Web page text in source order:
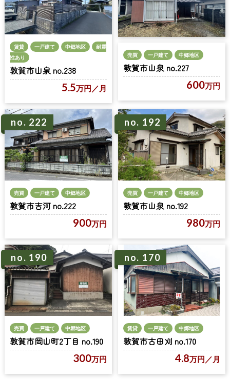
賃貸 一戸建て 中郷地区
耐震
性あり
敦賀市山泉 no.238
5.5万円 ／月
売買 一戸建て 中郷地区
敦賀市山泉 no.227
600万円
no. 222
売買 一戸建て 中郷地区
敦賀市吉河 no.222
900万円
no. 192
売買 一戸建て 中郷地区
敦賀市山泉 no.192
980万円
no. 190
売買 一戸建て 中郷地区
敦賀市岡山町2丁目 no.190
300万円
no. 170
賃貸 一戸建て 中郷地区
敦賀市古田刈 no.170
4.8万円 ／月